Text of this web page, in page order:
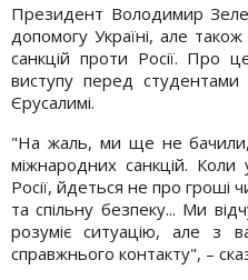
Президент Володимир
допомогу Україні, але
санкцій проти Росії. Про
виступу перед студентами
Єрусалимі.
"На жаль, ми ще не
міжнародних санкцій. Коли
Росії, йдеться не про гроші
та спільну безпеку... Ми
розуміє ситуацію, але
справжнього контакту", –